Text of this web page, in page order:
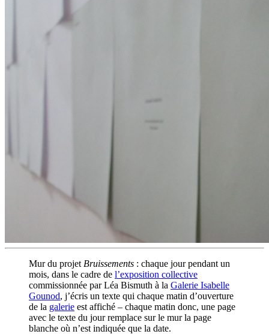
Mur du projet Bruissements : chaque jour pendant un
mois, dans le cadre de l’exposition collective
commissionnée par Léa Bismuth à la Galerie Isabelle
Gounod, j’écris un texte qui chaque matin d’ouverture
de la galerie est affiché – chaque matin donc, une page
avec le texte du jour remplace sur le mur la page
blanche où n’est indiquée que la date.